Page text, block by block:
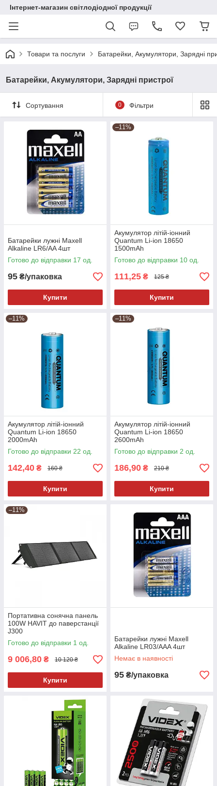
Інтернет-магазин світлодіодної продукції
Товари та послуги Батарейки, Акумулятори, Зарядні
Батарейки, Акумулятори, Зарядні пристрої
Сортування 0 Фільтри
Батарейки лужні Maxell
Alkaline LR6/AA 4шт
Готово до відправки 17 од.
95 ₴/упаковка
Купити
–11%
Акумулятор літій-іонний
Quantum Li-ion 18650
1500mAh
Готово до відправки 10 од.
111,25 ₴ 125 ₴
Купити
–11%
Акумулятор літій-іонний
Quantum Li-ion 18650
2000mAh
Готово до відправки 22 од.
142,40 ₴ 160 ₴
Купити
–11%
Акумулятор літій-іонний
Quantum Li-ion 18650
2600mAh
Готово до відправки 2 од.
186,90 ₴ 210 ₴
Купити
–11%
Портативна сонячна панель
100W HAVIT до паверстанції
J300
Готово до відправки 1 од.
9 006,80 ₴ 10 120 ₴
Купити
Батарейки лужні Maxell
Alkaline LR03/AAA 4шт
Немає в наявності
95 ₴/упаковка